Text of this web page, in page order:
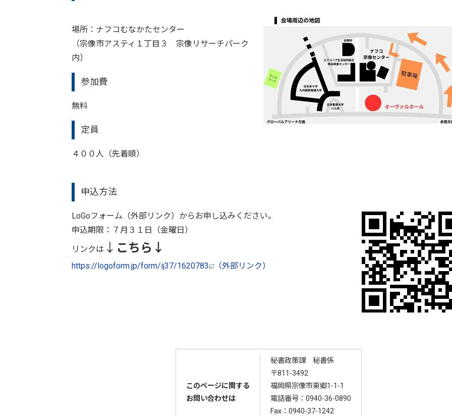
場所：ナフコむなかたセンター
（宗像市アスティ１丁目３ 宗像リサーチパーク
内）
参加費
無料
定員
４００人（先着順）
申込方法
LoGoフォーム（外部リンク）からお申し込みください。
申込期限：７月３１日（金曜日）
リンクは ↓ こちら↓
https://logoform.jp/form/ij37/1620783 （外部リンク）
このページに関する
お問い合わせは
秘書政策課 秘書係
〒811-3492
福岡県宗像市東郷1-1-1
電話番号： 0940-36-0890
Fax：0940-37-1242